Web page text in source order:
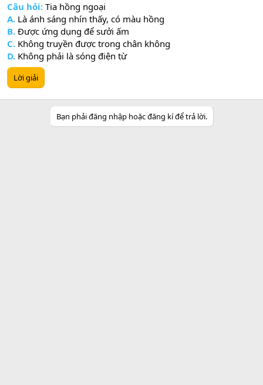
Câu hỏi: Tia hồng ngoại
A. Là ánh sáng nhín thấy, có màu hồng
B. Được ứng dụng để sưởi ấm
C. Không truyền được trong chân không
D. Không phải là sóng điện từ
Lời giải
Bạn phải đăng nhập hoặc đăng kí để trả lời.